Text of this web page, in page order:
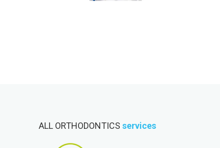
ALL ORTHODONTICS services